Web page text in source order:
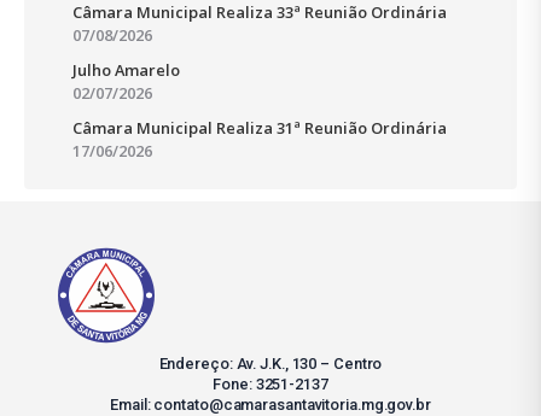
Câmara Municipal Realiza 33ª Reunião Ordinária
07/08/2026
Julho Amarelo
02/07/2026
Câmara Municipal Realiza 31ª Reunião Ordinária
17/06/2026
Endereço: Av. J.K., 130 – Centro
Fone: 3251-2137
Email: contato@camarasantavitoria.mg.gov.br